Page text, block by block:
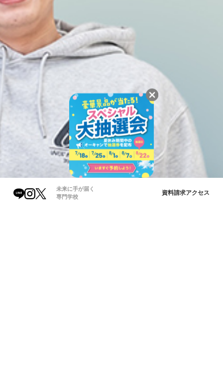
未来に手が届く
専門学校
資料請求アクセス